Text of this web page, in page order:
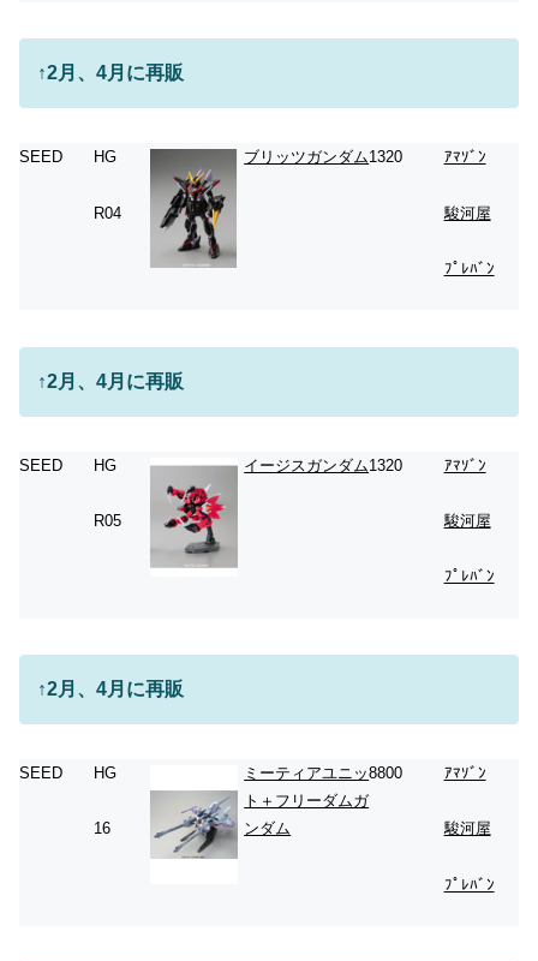
↑2月、4月に再販
SEED HG
R04
ブリッツガンダム1320 ｱﾏｿﾞﾝ
駿河屋
ﾌﾟﾚﾊﾞﾝ
↑2月、4月に再販
SEED HG
R05
イージスガンダム1320 ｱﾏｿﾞﾝ
駿河屋
ﾌﾟﾚﾊﾞﾝ
↑2月、4月に再販
SEED HG
16
ミーティアユニッ
ト＋フリーダムガ
ンダム
8800 ｱﾏｿﾞﾝ
駿河屋
ﾌﾟﾚﾊﾞﾝ